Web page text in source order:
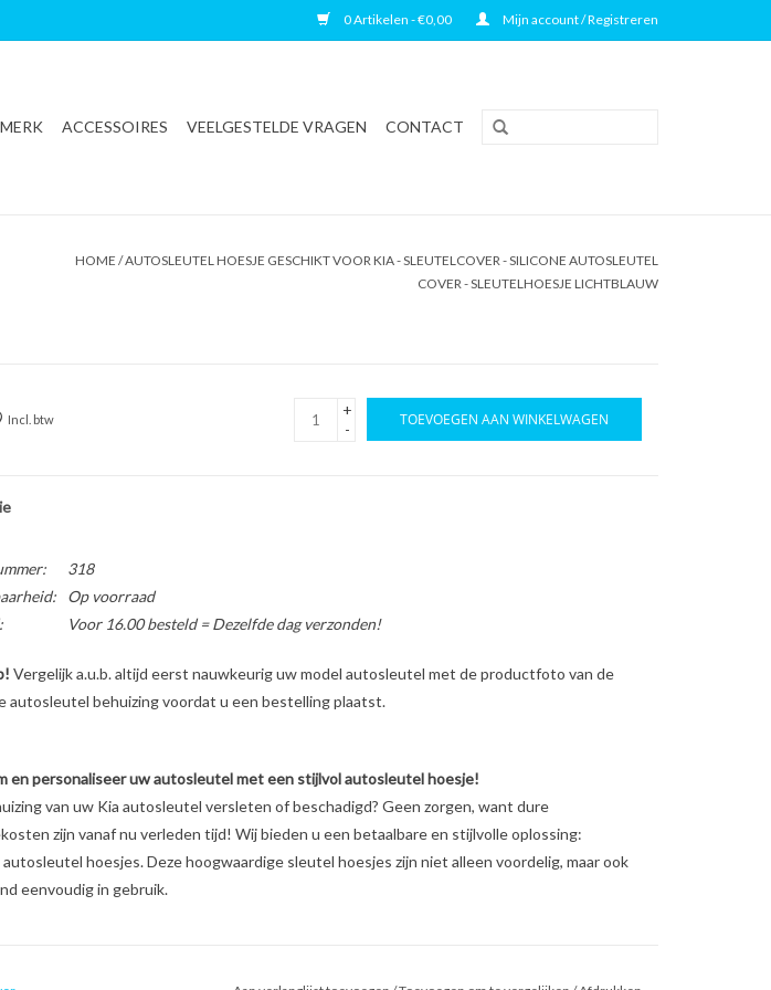
0 Artikelen - €0,00 Mijn account / Registreren
ACCESSOIRES VEELGESTELDE VRAGEN CONTACT
HOME /AUTOSLEUTEL HOESJE GESCHIKT VOOR KIA - SLEUTELCOVER - SILICONE AUTOSLEUTEL
COVER - SLEUTELHOESJE LICHTBLAUW
Incl. btw
+
-
TOEVOEGEN AAN WINKELWAGEN
318
Op voorraad
Voor 16.00 besteld = Dezelfde dag verzonden!
Vergelijk a.u.b. altijd eerst nauwkeurig uw model autosleutel met de productfoto van de
autosleutel behuizing voordat u een bestelling plaatst.
en personaliseer uw autosleutel met een stijlvol autosleutel hoesje!
van uw Kia autosleutel versleten of beschadigd? Geen zorgen, want dure
zijn vanaf nu verleden tijd! Wij bieden u een betaalbare en stijlvolle oplossing:
autosleutel hoesjes. Deze hoogwaardige sleutel hoesjes zijn niet alleen voordelig, maar ook
eenvoudig in gebruik.
materiaal